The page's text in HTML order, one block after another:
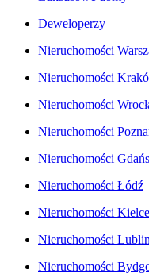
Deweloperzy
Nieruchomości
Nieruchomości
Nieruchomości
Nieruchomości
Nieruchomości
Nieruchomości Łódź
Nieruchomości Kielce
Nieruchomości Lublin
Nieruchomości